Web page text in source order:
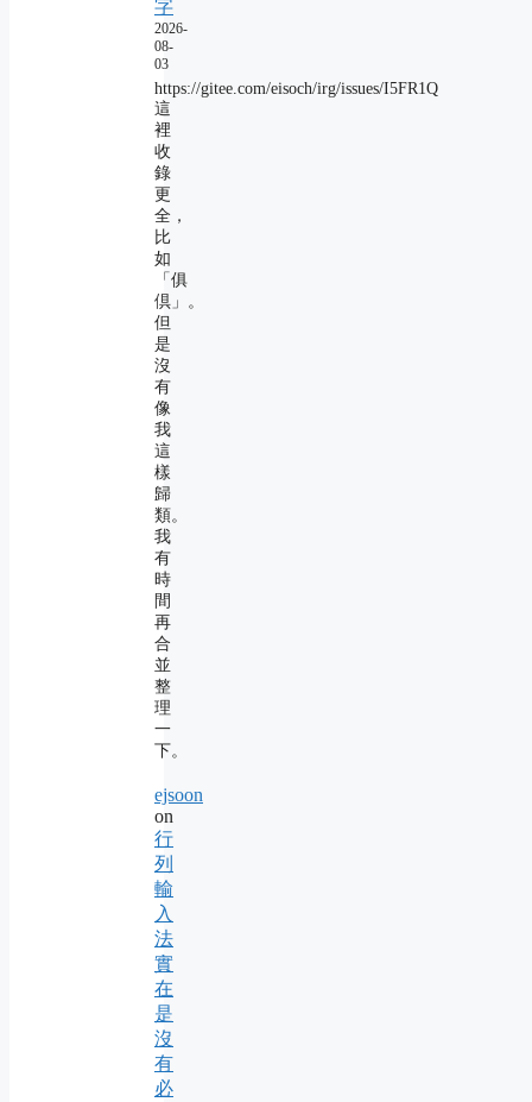
字
2026-
08-
03
https://gitee.com/eisoch/irg/issues/I5FR1Q
這
裡
收
錄
更
全，
比
如
「俱
倶」。
但
是
沒
有
像
我
這
樣
歸
類。
我
有
時
間
再
合
並
整
理
一
下。
ejsoon
on
行
列
輸
入
法
實
在
是
沒
有
必